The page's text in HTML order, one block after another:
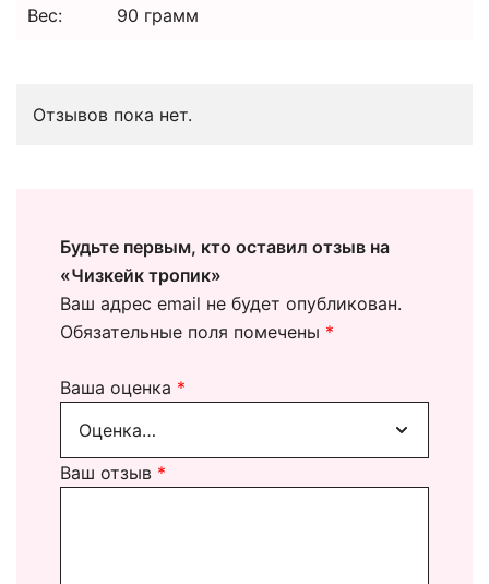
Вес: 90 грамм
Отзывов пока нет.
Будьте первым, кто оставил отзыв на
«Чизкейк тропик»
Ваш адрес email не будет опубликован.
Обязательные поля помечены *
Ваша оценка *
Ваш отзыв *